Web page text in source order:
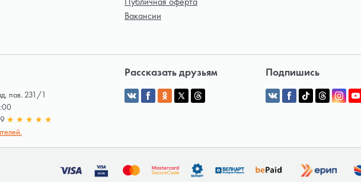
Вакансии
пав. 231/1
★ ★ ★ ★ ★
Рассказать друзьям Подпишись